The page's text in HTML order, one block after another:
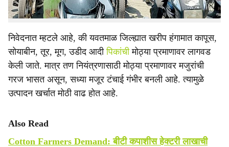
आले.
निवेदनात म्हटले आहे, की यवतमाळ जिल्ह्यात खरीप हंगामात कापूस,
सोयाबीन, तूर, मूग, उडीद आदीपिकांचीमोठ्या प्रमाणावर लागवड
केली जाते. मात्र तण नियंत्रणासाठी मोठ्या प्रमाणावर मजुरांची
गरज भासत असून, सध्या मजूर टंचाई गंभीर बनली आहे. त्यामुळे
उत्पादन खर्चात मोठी वाढ होत आहे.
Also Read
Cotton Farmers Demand: बीटी कपाशीस हेक्टरी लाखाची